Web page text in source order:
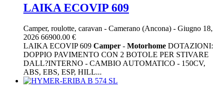
LAIKA ECOVIP 609
Camper, roulotte, caravan - Camerano (Ancona) - Giugno 18,
2026 66900.00 €
LAIKA ECOVIP 609 Camper - Motorhome DOTAZIONI:
DOPPIO PAVIMENTO CON 2 BOTOLE PER STIVARE
DALL?INTERNO - CAMBIO AUTOMATICO - 150CV,
ABS, EBS, ESP, HILL...